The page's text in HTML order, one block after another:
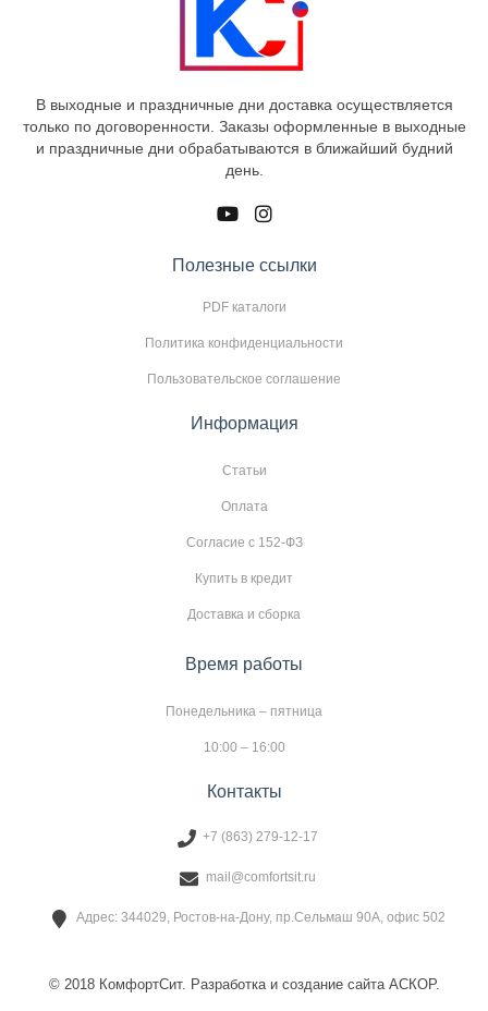
В выходные и праздничные дни доставка осуществляется
только по договоренности. Заказы оформленные в выходные
и праздничные дни обрабатываются в ближайший будний
день.
Полезные ссылки
PDF каталоги
Политика конфиденциальности
Пользовательское соглашение
Информация
Статьи
Оплата
Согласие с 152-ФЗ
Купить в кредит
Доставка и сборка
Время работы
Понедельника – пятница
10:00 – 16:00
Контакты
+7 (863) 279-12-17
mail@comfortsit.ru
Адрес: 344029, Ростов-на-Дону, пр.Сельмаш 90А, офис 502
© 2018 КомфортСит. Разработка и создание сайта АСКОР.